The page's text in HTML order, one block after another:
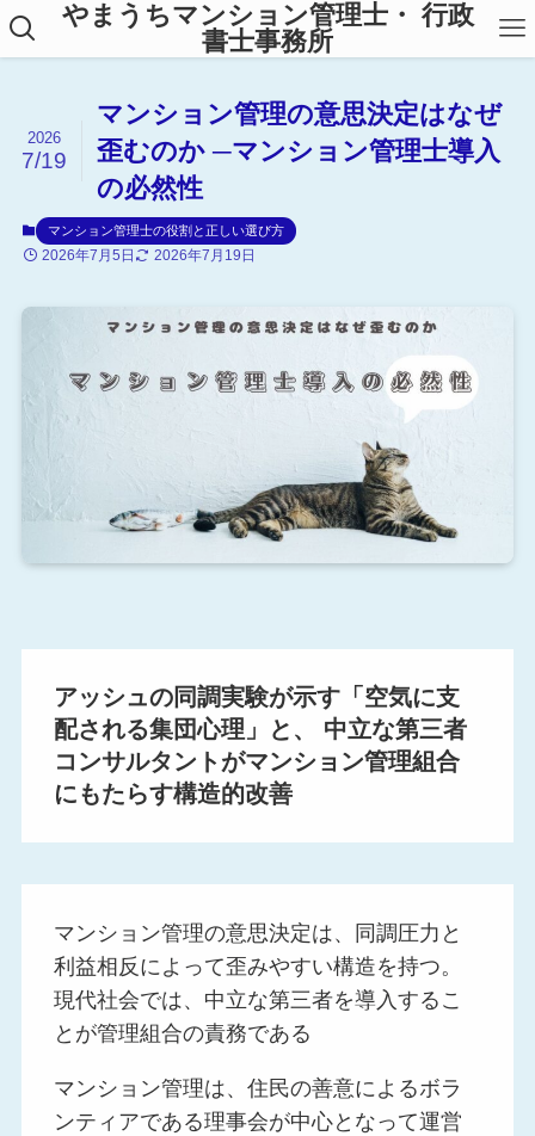
やまうちマンション管理士・ 行政
書士事務所
マンション管理の意思決定はなぜ
歪むのか ─マンション管理士導入
の必然性
2026
7/19
マンション管理士の役割と正しい選び方
2026年7月5日 2026年7月19日
アッシュの同調実験が示す「空気に支
配される集団心理」と、
中立な第三者
コンサルタントがマンション管理組合
にもたらす構造的改善
マンション管理の意思決定は、同調圧力と
利益相反によって歪みやすい構造を持つ。
現代社会では、中立な第三者を導入するこ
とが管理組合の責務である
マンション管理は、住民の善意によるボラ
ンティアである理事会が中心となって運営